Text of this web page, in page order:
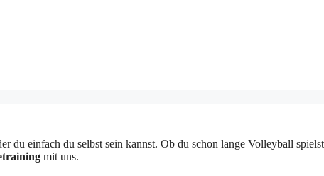
du einfach du selbst sein kannst. Ob du schon lange Volleyball
mit uns.